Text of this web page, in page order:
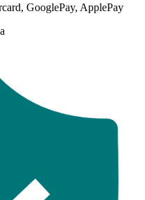
GooglePay, ApplePay